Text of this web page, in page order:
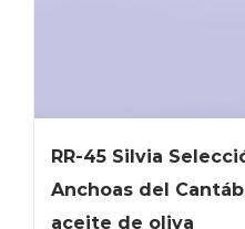
RR-45 Silvia
Anchoas del
aceite de oliva